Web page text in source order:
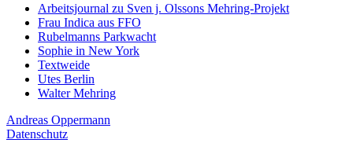
Arbeitsjournal zu Sven j. Olssons Mehring-Projekt
Frau Indica aus FFO
Rubelmanns Parkwacht
Sophie in New York
Textweide
Utes Berlin
Walter Mehring
Andreas Oppermann
Datenschutz